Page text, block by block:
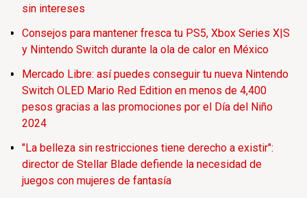
sin intereses
Consejos para mantener fresca tu PS5, Xbox Series X|S
y Nintendo Switch durante la ola de calor en México
Mercado Libre: así puedes conseguir tu nueva Nintendo
Switch OLED Mario Red Edition en menos de 4,400
pesos gracias a las promociones por el Día del Niño
2024
"La belleza sin restricciones tiene derecho a existir":
director de Stellar Blade defiende la necesidad de
juegos con mujeres de fantasía